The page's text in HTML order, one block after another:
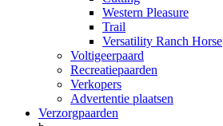
Western Pleasure
Trail
Versatility Ranch Horse
Voltigeerpaard
Recreatiepaarden
Verkopers
Advertentie plaatsen
Verzorgpaarden